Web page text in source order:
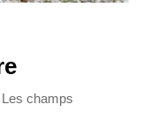
Les champs